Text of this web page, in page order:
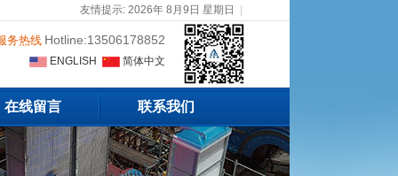
友情提示: 2026年 8月9日 星期日
务热线 Hotline:13506178852
ENGLISH 简体中文
在线留言 联系我们